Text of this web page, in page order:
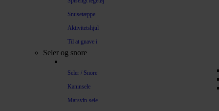
Snusetæppe
Aktivitetshjul
Til at gnave i
Seler og snore
Seler / Snore
Kaninsele
Marsvin-sele